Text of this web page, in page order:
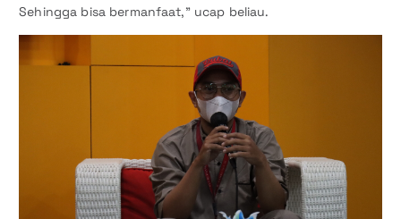
Sehingga bisa bermanfaat,” ucap beliau.